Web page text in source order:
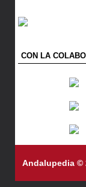
CON LA
Andalupedia ©